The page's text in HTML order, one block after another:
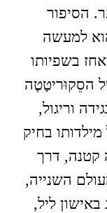
הסיפור
למעשה
בשפיותו
הסֵקוּריטָטֶה
וריגול,
בחיק
קטנה, דרך
השנייה,
ליל,